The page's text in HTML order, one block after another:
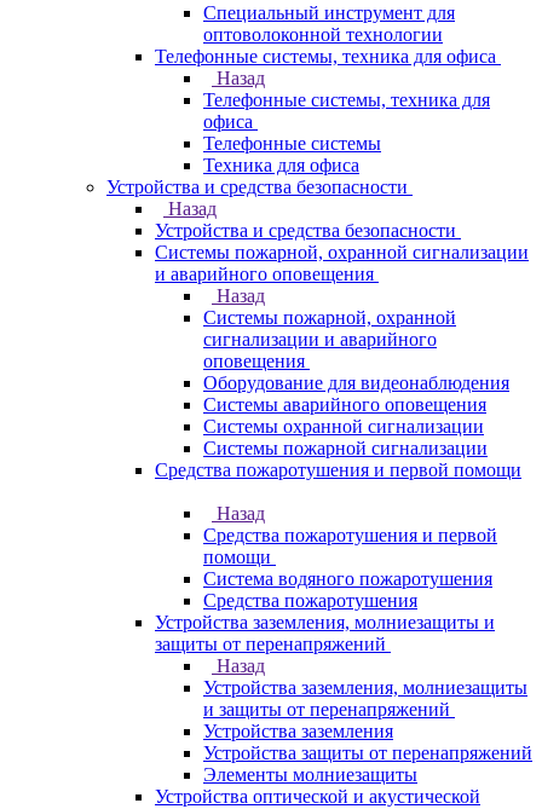
Специальный инструмент для
оптоволоконной технологии
Телефонные системы, техника для офиса
Назад
Телефонные системы, техника для
офиса
Телефонные системы
Техника для офиса
Устройства и средства безопасности
Назад
Устройства и средства безопасности
Системы пожарной, охранной сигнализации
и аварийного оповещения
Назад
Системы пожарной, охранной
сигнализации и аварийного
оповещения
Оборудование для видеонаблюдения
Системы аварийного оповещения
Системы охранной сигнализации
Системы пожарной сигнализации
Средства пожаротушения и первой помощи
Назад
Средства пожаротушения и первой
помощи
Система водяного пожаротушения
Средства пожаротушения
Устройства заземления, молниезащиты и
защиты от перенапряжений
Назад
Устройства заземления, молниезащиты
и защиты от перенапряжений
Устройства заземления
Устройства защиты от перенапряжений
Элементы молниезащиты
Устройства оптической и акустической